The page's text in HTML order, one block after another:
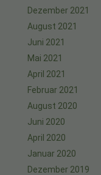
Dezember 2021
August 2021
Juni 2021
Mai 2021
April 2021
Februar 2021
August 2020
Juni 2020
April 2020
Januar 2020
Dezember 2019